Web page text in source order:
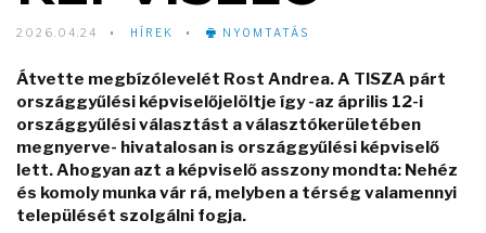
2026.04.24 HÍREK NYOMTATÁS
Átvette megbízólevelét Rost Andrea. A TISZA párt
országgyűlési képviselőjelöltje így -az április 12-i
országgyűlési választást a választókerületében
megnyerve- hivatalosan is országgyűlési képviselő
lett. Ahogyan azt a képviselő asszony mondta: Nehéz
és komoly munka vár rá, melyben a térség valamennyi
települését szolgálni fogja.